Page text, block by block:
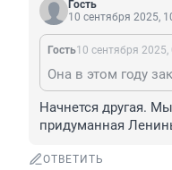
Гость
10 сентября 2025,
Гость10 сентября 2025,
Она в этом году
Начнется другая.
придуманная
ОТВЕТИТЬ